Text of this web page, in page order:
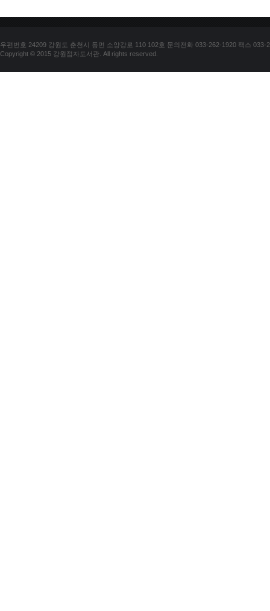
우편번호 24209 강원도 춘천시 동면 소양강로 110 102호 문의전화 033-262-1920 팩스 033-
Copyright © 2015 강원점자도서관. All rights reserved.